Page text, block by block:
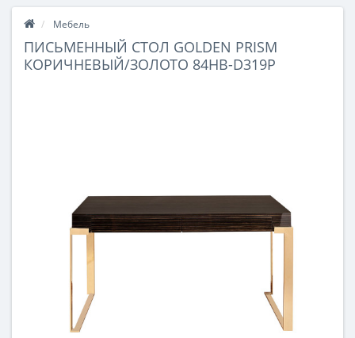
Мебель
ПИСЬМЕННЫЙ СТОЛ GOLDEN PRISM
КОРИЧНЕВЫЙ/ЗОЛОТО 84HB-D319P